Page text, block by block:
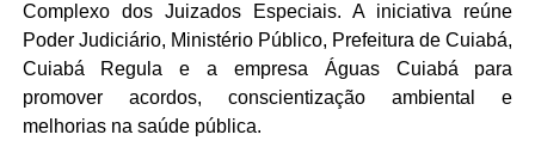
Complexo dos Juizados Especiais. A iniciativa reúne
Poder Judiciário, Ministério Público, Prefeitura de Cuiabá,
Cuiabá Regula e a empresa Águas Cuiabá para
promover acordos, conscientização ambiental e
melhorias na saúde pública.